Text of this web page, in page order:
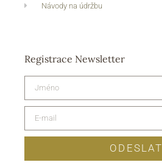
Návody na údržbu
Registrace Newsletter
ODESLAT